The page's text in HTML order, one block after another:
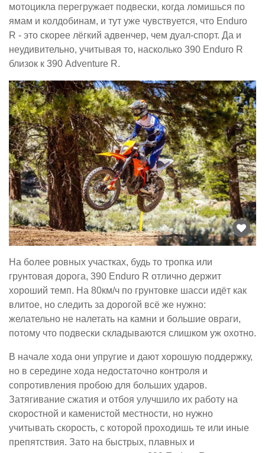
мотоцикла перегружает подвески, когда ломишься по
ямам и колдобинам, и тут уже чувствуется, что Enduro
R - это скорее лёгкий адвенчер, чем дуал-спорт. Да и
неудивительно, учитывая то, насколько 390 Enduro R
близок к 390 Adventure R.
На более ровных участках, будь то тропка или
грунтовая дорога, 390 Enduro R отлично держит
хороший темп. На 80км/ч по грунтовке шасси идёт как
влитое, но следить за дорогой всё же нужно:
желательно не налетать на камни и большие овраги,
потому что подвески складываются слишком уж охотно.
В начале хода они упругие и дают хорошую поддержку,
но в середине хода недостаточно контроля и
сопротивления пробою для больших ударов.
Затягивание сжатия и отбоя улучшило их работу на
скоростной и каменистой местности, но нужно
учитывать скорость, с которой проходишь те или иные
препятствия. Зато на быстрых, плавных и